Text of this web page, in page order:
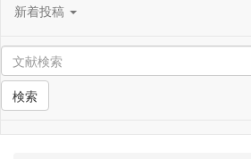
新着投稿
検索